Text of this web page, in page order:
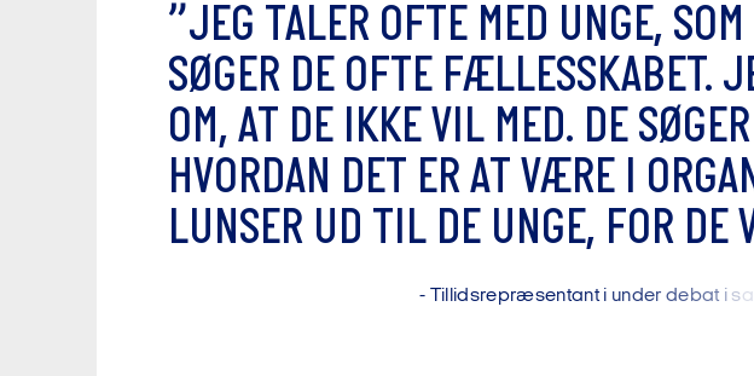
”JEG TALER OFTE MED UNGE, SOM
SØGER DE OFTE FÆLLESSKABET. J
OM, AT DE IKKE VIL MED. DE SØGER
HVORDAN DET ERAT VÆRE I ORGA
LUNSER UD TIL DE UNGE, FOR DE
- Ti idsrepræsentant i under debat i sa